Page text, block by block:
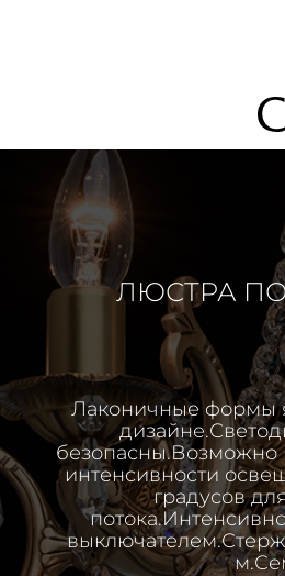
ЛЮСТРА
Лаконичные формы
безопасны.Возможно
интенсивности
градусов